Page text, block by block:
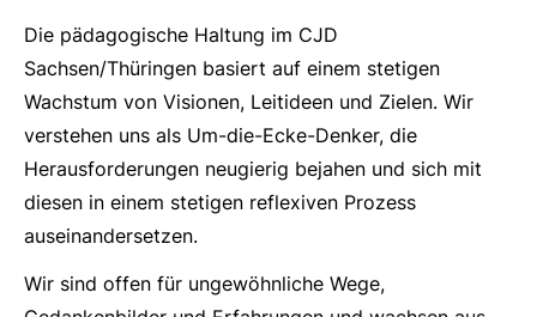
Die pädagogische Haltung im CJD
Sachsen/Thüringen basiert auf einem stetigen
Wachstum von Visionen, Leitideen und Zielen. Wir
verstehen uns als Um-die-Ecke-Denker, die
Herausforderungen neugierig bejahen und sich mit
diesen in einem stetigen reflexiven Prozess
auseinandersetzen.
Wir sind offen für ungewöhnliche Wege,